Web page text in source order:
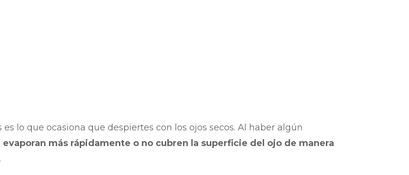
lo que ocasiona que despiertes con los ojos secos. Al haber algún
evaporan más rápidamente o no cubren la superficie del ojo de manera